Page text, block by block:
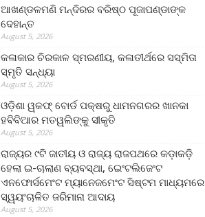
ଆଖଣ୍ଡଳମଣି ମନ୍ଦିରର ବରିଷ୍ଠ ପୂଜାପଣ୍ଡାଙ୍କ
ଦେହାନ୍ତ
August 5, 2026
କଳାକାର ଚିରକାଳ ସ୍ମରଣୀୟ, କଳାତୀର୍ଥରେ ସସ୍ମିତା
ସ୍ମୃତି ସନ୍ଧ୍ୟା
August 5, 2026
ଓଡ଼ିଶା ୱକଫ୍ ବୋର୍ଡ ପକ୍ଷରୁ ଧାମନଗରର ଖାନକା
ହବିବିଆର ମତୱଲିଙ୍କୁ ସୀକୃତି
August 5, 2026
ରାଜ୍ୟର ୯ଟି ଜାତୀୟ ଓ ରାଜ୍ୟ ରାଜପଥରେ କଡ଼ାକଡ଼ି
ହେଲା ଇ-ଚାଲାଣ ବ୍ୟବସ୍ଥା, ଇେଂଟଲିଜେଂଟ
ଏନଫୋର୍ସମେଂଟ ମ୍ୟାନେଜମେଂଟ ସିଷ୍ଟମ ମାଧ୍ୟମରେ
ସ୍ୱୟଂଚାଳିତ ଜରିମାନା ଆଦାୟ
August 5, 2026